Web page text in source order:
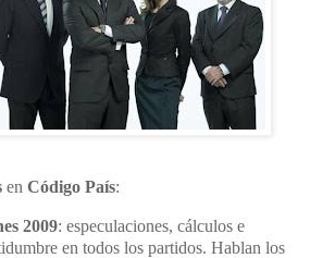
en Código País:
2009: especulaciones, cálculos e
en todos los partidos. Hablan los